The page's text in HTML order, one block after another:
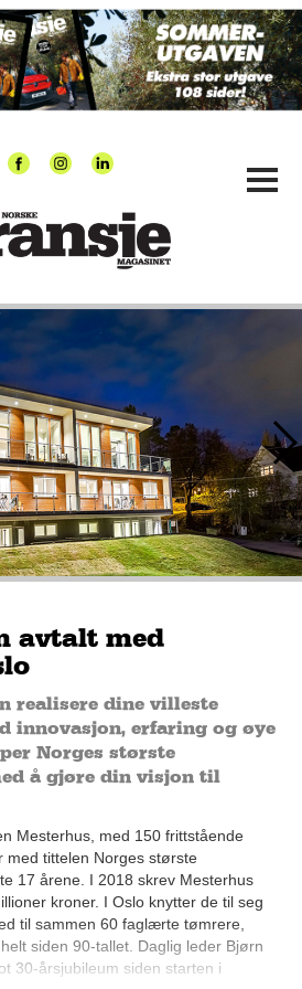
avtalt med
realisere dine villeste
innovasjon, erfaring og øye
Norges største
å gjøre din visjon til
Mesterhus, med 150 frittstående
med tittelen Norges største
17 årene. I 2018 skrev Mesterhus
kroner. I Oslo knytter de til seg
til sammen 60 faglærte tømrere,
siden 90-tallet. Daglig leder Bjørn
30-årsjubileum siden starten i